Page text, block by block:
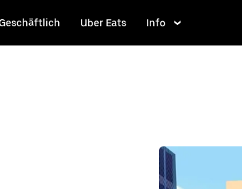
Uber Eats Info